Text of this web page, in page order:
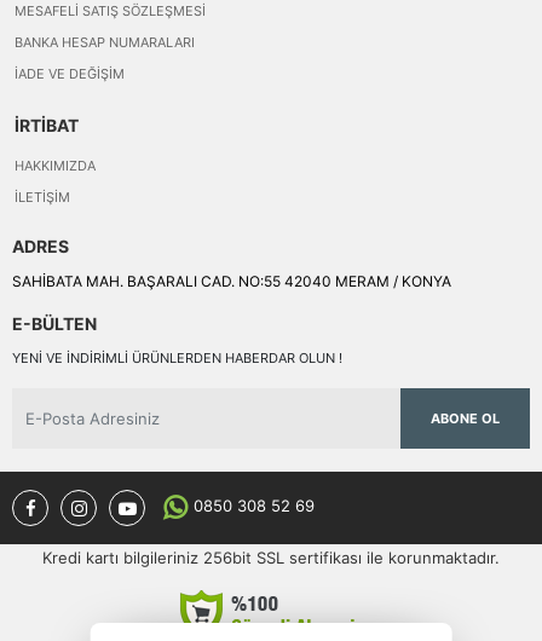
MESAFELI SATIŞ SÖZLEŞMESI
BANKA HESAP NUMARALARI
İADE VE DEĞIŞIM
İRTİBAT
HAKKIMIZDA
İLETIŞIM
ADRES
SAHİBATA MAH. BAŞARALI CAD. NO:55 42040 MERAM / KONYA
E-BÜLTEN
YENI VE INDIRIMLI ÜRÜNLERDEN HABERDAR OLUN !
ABONE OL
0850 308 52 69
Kredi kartı bilgileriniz 256bit SSL sertifikası ile korunmaktadır.